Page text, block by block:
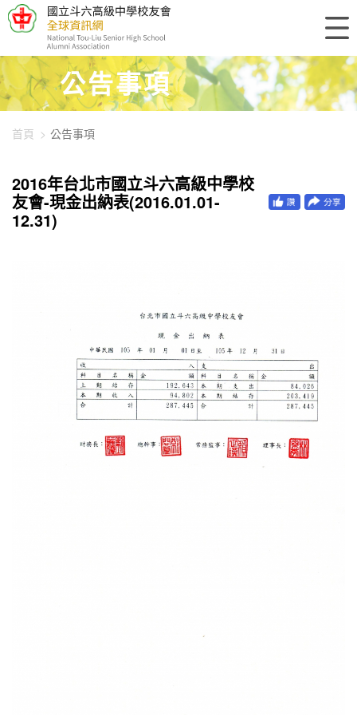
448-1318
公告事項
首頁 公告事項
2016年台北市國立斗六高級中學校
友會-現金出納表(2016.01.01-
12.31)